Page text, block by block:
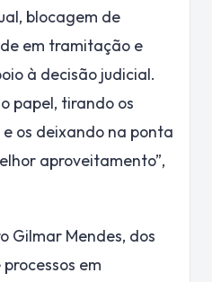
blocagem de
em tramitação e
à decisão judicial.
papel, tirando os
os deixando na ponta
aproveitamento”,
Gilmar Mendes, dos
em